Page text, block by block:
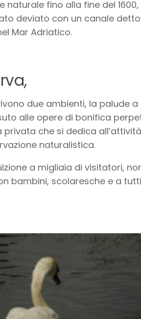
naturale fino alla fine del
deviato con un canale
Mar Adriatico.
due ambienti, la palude
alle opere di bonifica
privata che si dedica
naturalistica.
a migliaia di visitatori,
bambini, scolaresche e a